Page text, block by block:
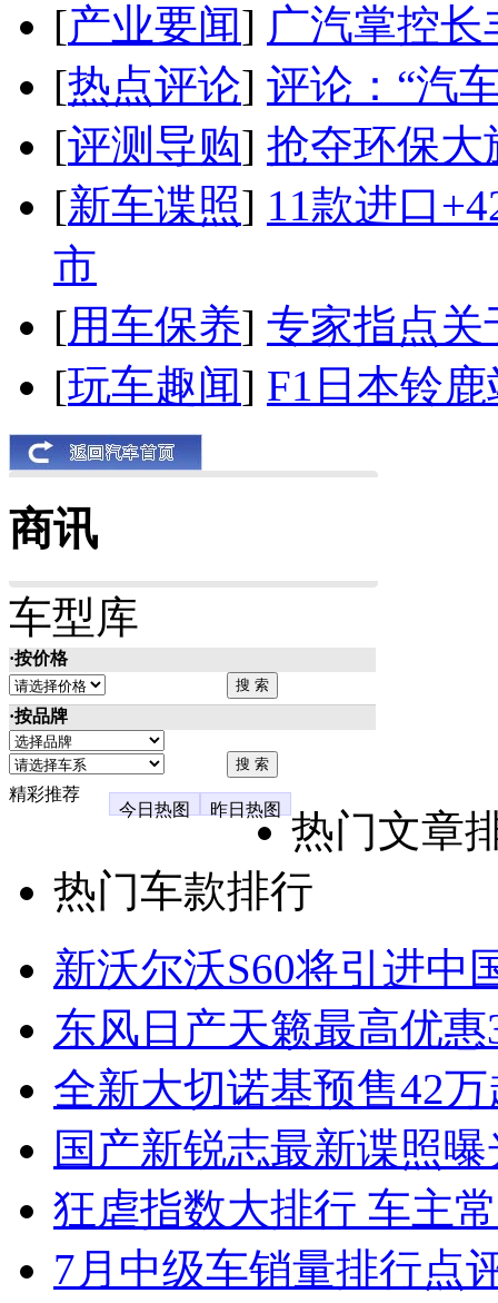
[产业要闻] 广汽掌控
[热点评论] 评论：“汽
[评测导购] 抢夺环保大
[新车谍照] 11款进口
市
[用车保养] 专家指点关
[玩车趣闻] F1日本铃
商讯
车型库
·按价格
·按品牌
精彩推荐
今日热图
昨日热图
热门文章
热门车款排行
新沃尔沃S60将引进中
东风日产天籁最高优
全新大切诺基预售42
国产新锐志最新谍照
狂虐指数大排行 车主
7月中级车销量排行点